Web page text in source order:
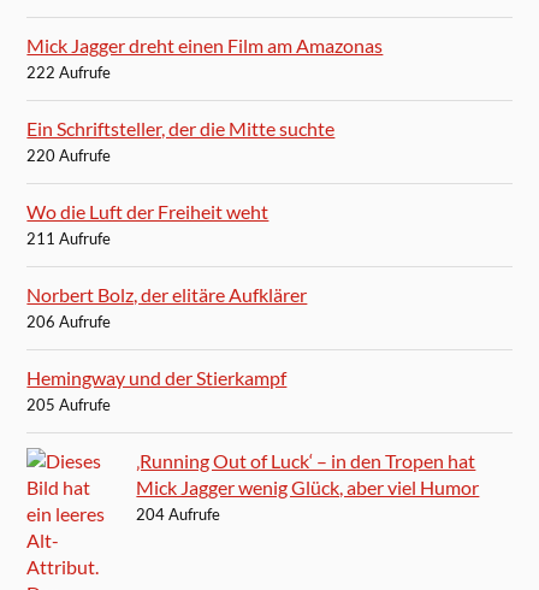
Mick Jagger dreht einen Film am Amazonas
222 Aufrufe
Ein Schriftsteller, der die Mitte suchte
220 Aufrufe
Wo die Luft der Freiheit weht
211 Aufrufe
Norbert Bolz, der elitäre Aufklärer
206 Aufrufe
Hemingway und der Stierkampf
205 Aufrufe
‚Running Out of Luck‘ – in den Tropen hat
Mick Jagger wenig Glück, aber viel Humor
204 Aufrufe